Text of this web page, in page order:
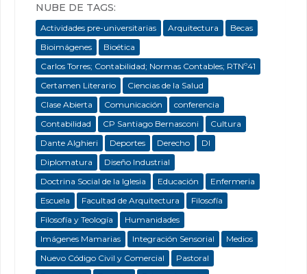
NUBE DE TAGS:
Actividades pre-universitarias Arquitectura
Becas
Bioimágenes
Bioética
Carlos Torres; Contabilidad; Normas Contables; RTNº41
Certamen Literario
Ciencias de la Salud
Clase Abierta
Comunicación
conferencia
Contabilidad
CP Santiago Bernasconi
Cultura
Dante Alghieri
Deportes Derecho
DI
Diplomatura
Diseño Industrial
Doctrina Social de la Iglesia
Educación
Enfermeria
Escuela
Facultad de Arquitectura
Filosofía
Filosofía y Teología
Humanidades
Imágenes Mamarias
Integración Sensorial
Medios
Nuevo Código Civil y Comercial
Pastoral